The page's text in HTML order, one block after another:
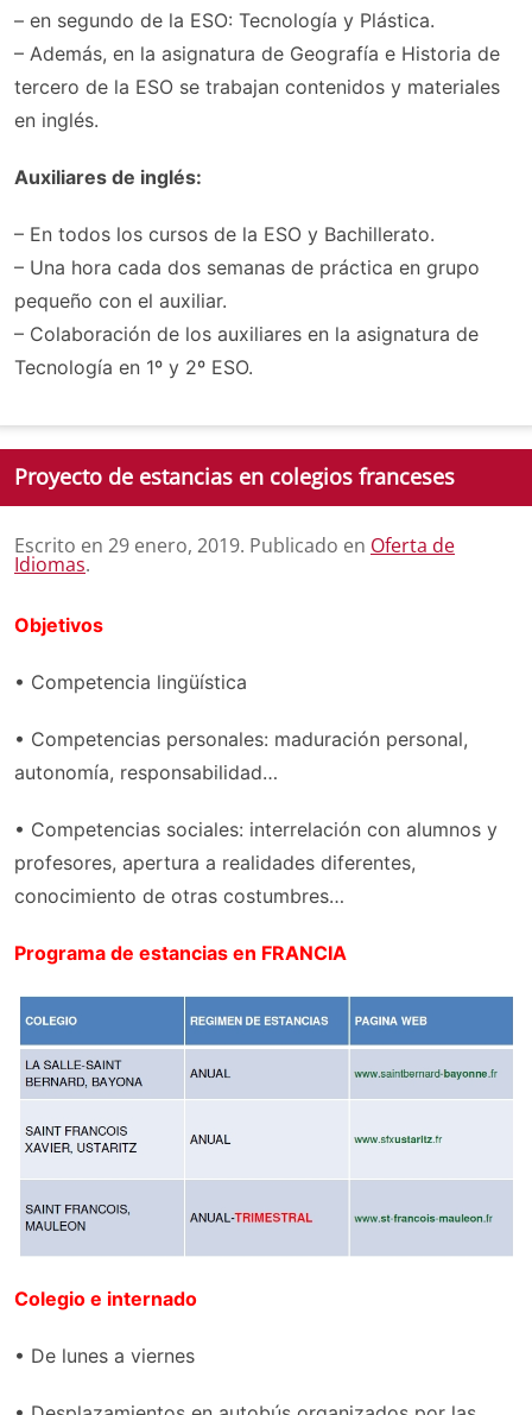
– en segundo de la ESO: Tecnología y Plástica.
– Además, en la asignatura de Geografía e Historia de
tercero de la ESO se trabajan contenidos y materiales
en inglés.
Auxiliares de inglés:
– En todos los cursos de la ESO y Bachillerato.
– Una hora cada dos semanas de práctica en grupo
pequeño con el auxiliar.
– Colaboración de los auxiliares en la asignatura de
Tecnología en 1º y 2º ESO.
Proyecto de estancias en colegios franceses
Escrito en 29 enero, 2019. Publicado en Oferta de
Idiomas.
Objetivos
• Competencia lingüística
• Competencias personales: maduración personal,
autonomía, responsabilidad…
• Competencias sociales: interrelación con alumnos y
profesores, apertura a realidades diferentes,
conocimiento de otras costumbres…
Programa de estancias en FRANCIA
Colegio e internado
• De lunes a viernes